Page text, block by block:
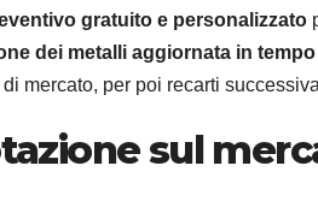
gratuito e personalizzato
dei metalli aggiornata in tempo
mercato, per poi recarti
sul